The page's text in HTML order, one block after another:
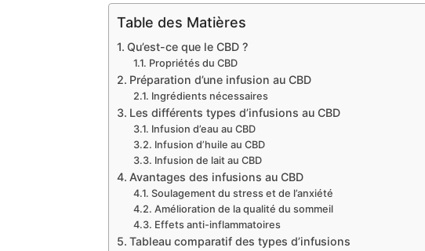
Table des Matières
Qu’est-ce que le CBD ?
Propriétés du CBD
Préparation d’une infusion au CBD
Ingrédients nécessaires
Les différents types d’infusions au CBD
Infusion d’eau au CBD
Infusion d’huile au CBD
Infusion de lait au CBD
Avantages des infusions au CBD
Soulagement du stress et de l’anxiété
Amélioration de la qualité du sommeil
Effets anti-inflammatoires
Tableau comparatif des types d’infusions